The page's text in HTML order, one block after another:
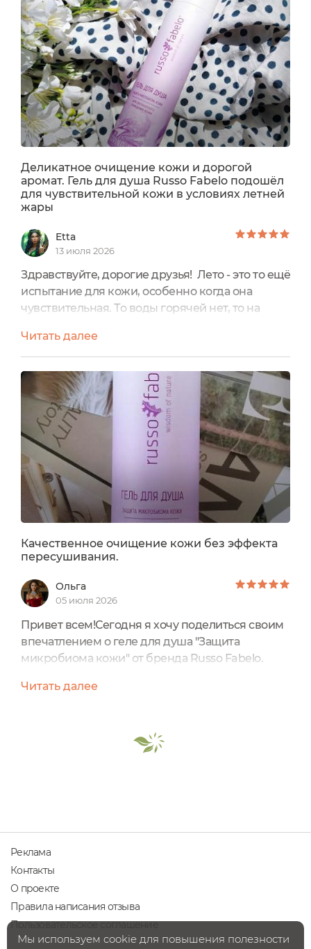
животных Объем 250 мл Прошел проверку
состава на портале Экоголик Гель средней
густоты , имеет приятный...
Деликатное очищение кожи и дорогой
аромат. Гель для душа Russo Fabelo подошёл
для чувствительной кожи в условиях летней
жары
Etta
13 июля 2026
Здравствуйте, дорогие друзья! Лето - это то ещё
испытание для кожи, особенно когда она
чувствительная. То воды горячей нет, то на
вспотеть умудряешься, то длительные
прогулки по городу превращают твоё тело в
соленый пирог из лосьон для тела, СПФ, пота,
налипшей пыли и смога. И именно летом из-за
всего этого я себя психологически не
комфортно чувствую,...
Читать далее
Качественное очищение кожи без эффекта
пересушивания.
Ольга
05 июля 2026
Привет всем!Сегодня я хочу поделиться своим
впечатлением о геле для душа "Защита
микробиома кожи" от бренда Russo Fabelo.
пластиковом флакончике.Мне очень
находится текст со всей необходимой
Читать далее
Реклама
Контакты
О проекте
Правила написания отзыва
Пользовательское соглашение
Мы используем cookie для повышения полезности